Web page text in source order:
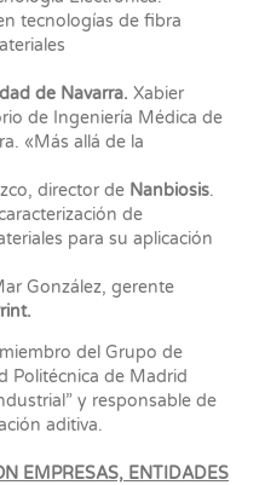
tecnologías de fibra
de Navarra. Xabier
de Ingeniería Médica de
«Más allá de la
director de Nanbiosis.
de
para su aplicación
González, gerente
del Grupo de
Politécnica de Madrid
y responsable de
aditiva.
EMPRESAS, ENTIDADES